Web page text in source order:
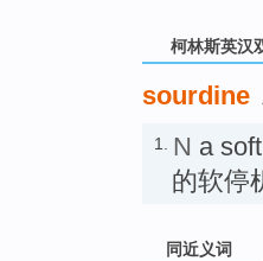
柯林斯英汉
sourdine
1. N a
的软停
同近义词